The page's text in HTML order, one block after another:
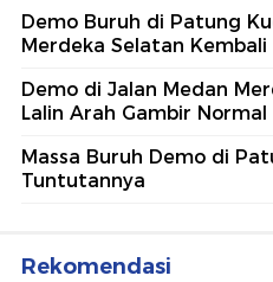
Demo Buruh di Patung
Merdeka Selatan Kembali
Demo di Jalan Medan
Lalin Arah Gambir Normal
Massa Buruh Demo di
Tuntutannya
Rekomendasi